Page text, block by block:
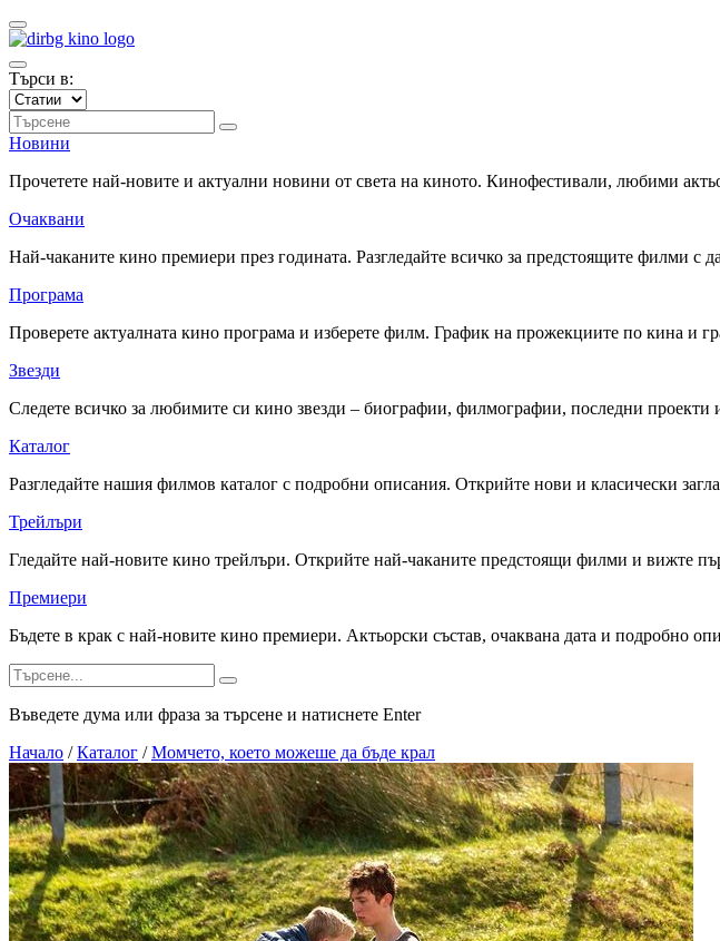
Търси в:
Новини
Прочетете най-новите и актуални новини от света на киното. Кинофестивали, любими
Очаквани
Най-чаканите кино премиери през годината. Разгледайте всичко за предстоящите филми с
Програма
Проверете актуалната кино програма и изберете филм. График на прожекциите по кина и
Звезди
Следете всичко за любимите си кино звезди – биографии, филмографии, последни
Каталог
Разгледайте нашия филмов каталог с подробни описания. Открийте нови и класически
Трейлъри
Гледайте най-новите кино трейлъри. Открийте най-чаканите предстоящи филми и вижте
Премиери
Бъдете в крак с най-новите кино премиери. Актьорски състав, очаквана дата и подробно
Въведете дума или фраза за търсене и натиснете Enter
Начало / Каталог / Момчето, което можеше да бъде крал